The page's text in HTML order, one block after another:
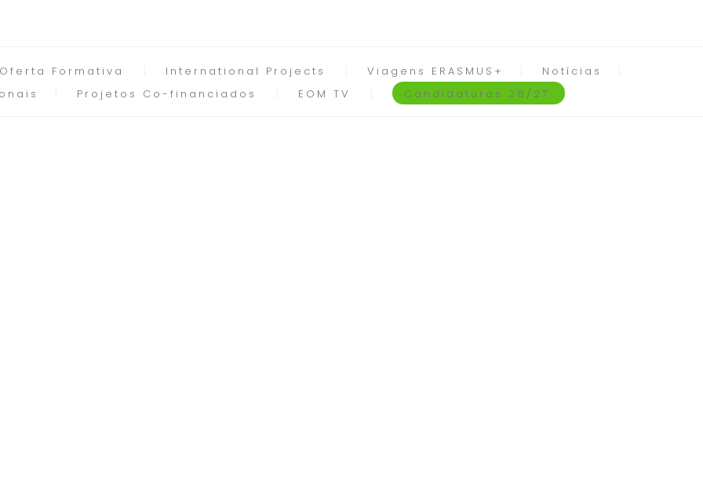
Oferta Formativa International Projects Viagens ERASMUS+
Notícias
Projetos Co-financiados EOM TV Candidaturas 26/27